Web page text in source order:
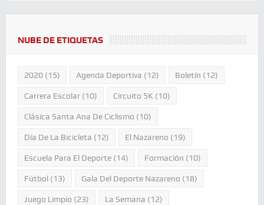
NUBE DE ETIQUETAS
2020(15) Agenda Deportiva (12) Boletín (12)
Carrera Escolar(10) Circuito 5K (10)
Clásica Santa Ana De Ciclismo (10)
Día De La Bicicleta (12) El Nazareno (19)
Escuela Para El Deporte(14) Formación (10)
Fútbol(13) Gala Del Deporte Nazareno (18)
Juego Limpio (23) La Semana (12)